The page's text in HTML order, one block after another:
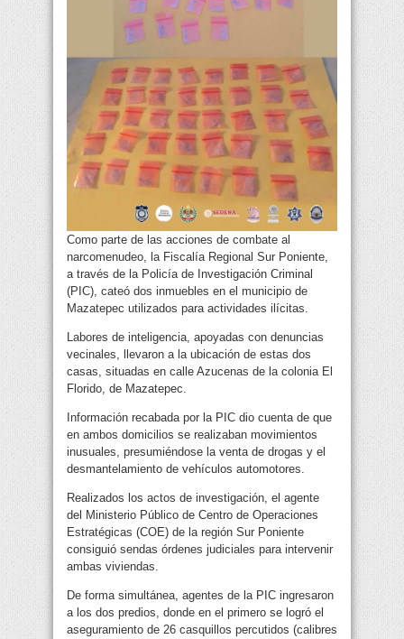
Como parte de las acciones de combate al
narcomenudeo, la Fiscalía Regional Sur Poniente,
a través de la Policía de Investigación Criminal
(PIC), cateó dos inmuebles en el municipio de
Mazatepec utilizados para actividades ilícitas.
Labores de inteligencia, apoyadas con denuncias
vecinales, llevaron a la ubicación de estas dos
casas, situadas en calle Azucenas de la colonia El
Florido, de Mazatepec.
Información recabada por la PIC dio cuenta de que
en ambos domicilios se realizaban movimientos
inusuales, presumiéndose la venta de drogas y el
desmantelamiento de vehículos automotores.
Realizados los actos de investigación, el agente
del Ministerio Público de Centro de Operaciones
Estratégicas (COE) de la región Sur Poniente
consiguió sendas órdenes judiciales para intervenir
ambas viviendas.
De forma simultánea, agentes de la PIC ingresaron
a los dos predios, donde en el primero se logró el
aseguramiento de 26 casquillos percutidos (calibres